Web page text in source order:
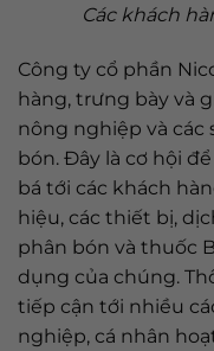
Các khách
Công ty cổ phần
hàng, trưng bày và
nông nghiệp và các
bón. Đây là cơ hội
bá tới các khách
hiệu, các thiết bị,
phân bón và thuốc
dụng của chúng.
tiếp cận tới nhiều
nghiệp, cá nhân